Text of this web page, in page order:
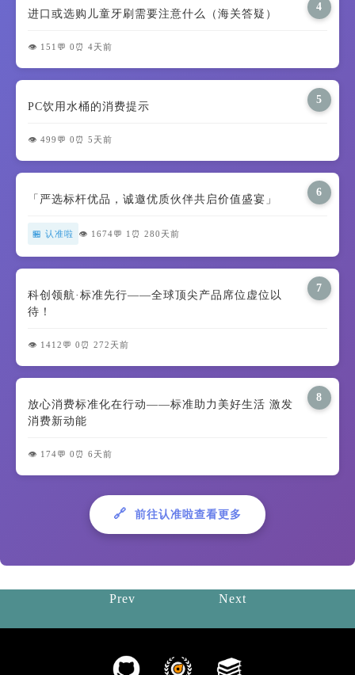
4
进口或选购儿童牙刷需要注意什么（海关答疑）
👁️ 151 💬 0 ⏰ 4天前
5
PC饮用水桶的消费提示
👁️ 499 💬 0 ⏰ 5天前
6
「严选标杆优品，诚邀优质伙伴共启价值盛宴」
🏪 认准啦 👁️ 1674💬 1 ⏰ 280天前
7
科创领航·标准先行——全球顶尖产品席位虚位以
待！
👁️ 1412 💬 0 ⏰ 272天前
8
放心消费标准化在行动——标准助力美好生活 激发
消费新动能
👁️ 174💬 0 ⏰ 6天前
🔗 前往认准啦查看更多
Prev Next